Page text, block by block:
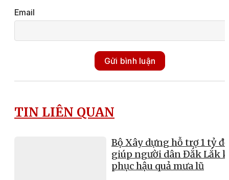
Email
Gửi bình luận
TIN LIÊN QUAN
Bộ Xây dựng hỗ trợ 1 tỷ
giúp người dân Đắk Lắk
phục hậu quả mưa lũ